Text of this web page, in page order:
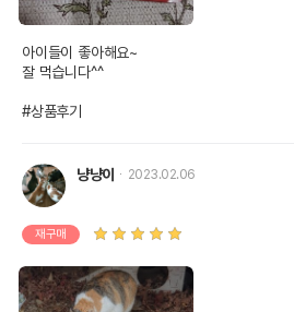
상품 필수 정보
아이들이 좋아해요~
잘 먹습니다^^
#상품후기
냥냥이 2023.02.06
재구매